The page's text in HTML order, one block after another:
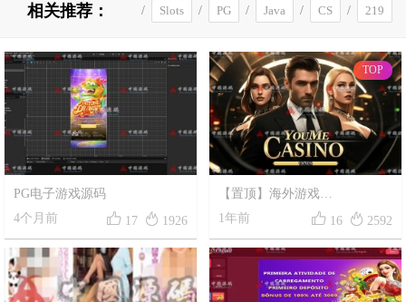
相关推荐： 219
/
CS
/
Java
/
PG
/
Slots
/
分发
/
巴西
/
开箱
/
支付
/
数字货币
/
棋牌
/
跑马
PG电子游戏源码
4个月前
 17  1926
TOP
【置顶】海外游戏
《YMCasino》源码
1年前  16  2592